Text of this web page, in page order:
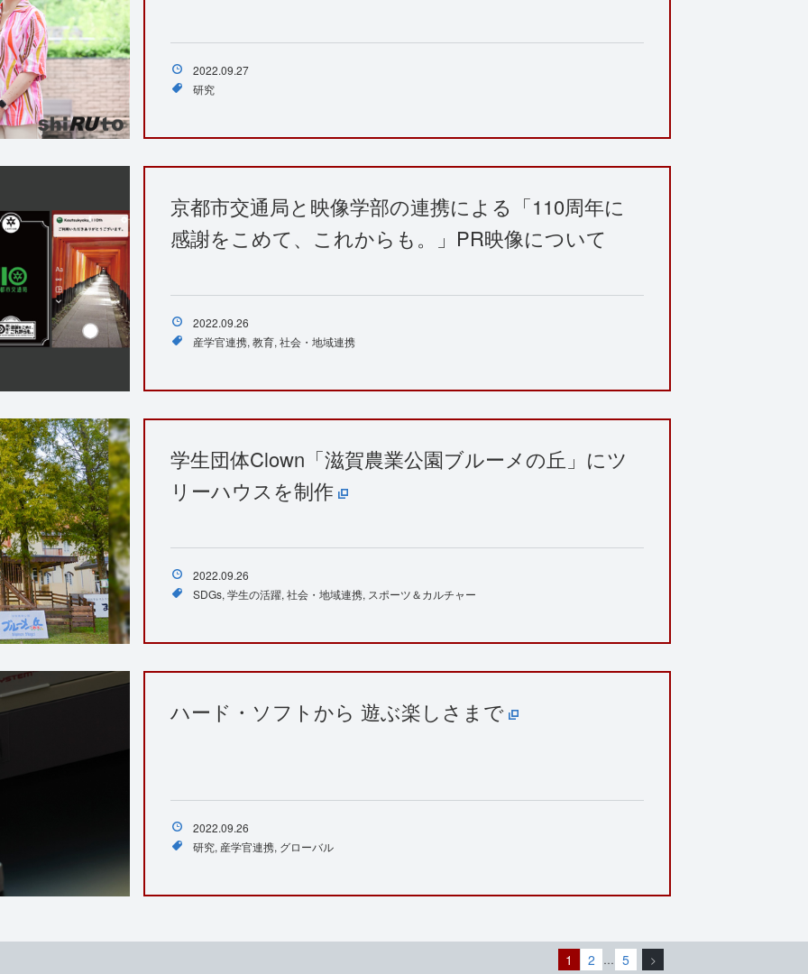
2022.09.27
研究
京都市交通局と映像学部の連携による「110周年に
感謝をこめて、これからも。」PR映像について
2022.09.26
産学官連携 教育 社会・地域連携
学生団体Clown「滋賀農業公園ブルーメの丘」にツ
リーハウスを制作
2022.09.26
SDGs 学生の活躍 社会・地域連携 スポーツ＆カルチャー
ハード・ソフトから 遊ぶ楽しさまで
2022.09.26
研究 産学官連携 グローバル
1 2 … 5 >